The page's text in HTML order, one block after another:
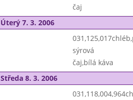
čaj
Úterý 7. 3. 2006
sýrová
čaj,bílá káva
Středa 8. 3. 2006